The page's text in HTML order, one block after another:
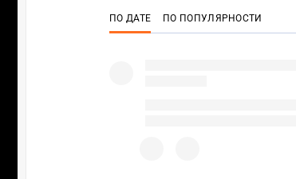
ПО ДАТЕ ПО ПОПУЛЯРНОСТИ